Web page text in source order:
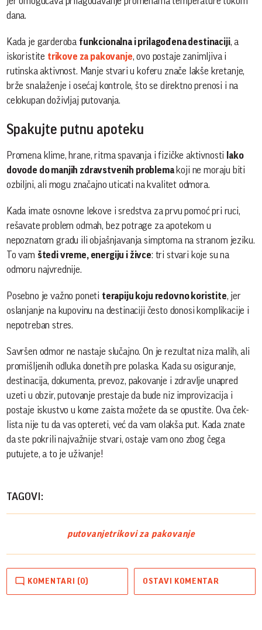
dana.
Kada je garderoba funkcionalna i prilagođena destinaciji, a
iskoristite trikove za pakovanje, ovo postaje zanimljiva i
rutinska aktivnost. Manje stvari u koferu znače lakše kretanje,
brže snalaženje i osećaj kontrole, što se direktno prenosi i na
celokupan doživljaj putovanja.
Spakujte putnu apoteku
Promena klime, hrane, ritma spavanja i fizičke aktivnosti lako
dovode do manjih zdravstvenih problemakoji ne moraju biti
ozbiljni, ali mogu značajno uticati na kvalitet odmora.
Kada imate osnovne lekove i sredstva za prvu pomoć pri ruci,
rešavate problem odmah, bez potrage za apotekom u
nepoznatom gradu ili objašnjavanja simptoma na stranom jeziku.
To vam štedi vreme, energiju i živce: tri stvari koje su na
odmoru najvrednije.
Posebno je važno poneti terapiju koju redovno koristite, jer
oslanjanje na kupovinu na destinaciji često donosi komplikacije i
nepotreban stres.
Savršen odmor ne nastaje slučajno. On je rezultat niza malih, ali
promišljenih odluka donetih pre polaska. Kada su osiguranje,
destinacija, dokumenta, prevoz, pakovanje i zdravlje unapred
uzeti u obzir, putovanje prestaje da bude niz improvizacija i
postaje iskustvo u kome zaista možete da se opustite. Ova ček-
lista nije tu da vas optereti, već da vam olakša put. Kada znate
da ste pokrili najvažnije stvari, ostaje vam ono zbog čega
putujete, a to je uživanje!
TAGOVI:
putovanjetrikovi za pakovanje
KOMENTARI (0) OSTAVI KOMENTAR